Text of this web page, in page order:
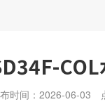
时间：2026-06-03